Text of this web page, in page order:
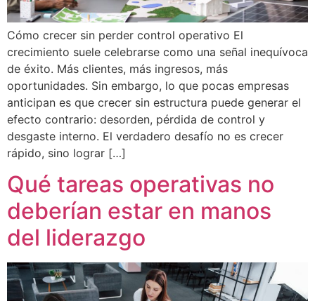
Cómo crecer sin perder control operativo El
crecimiento suele celebrarse como una señal inequívoca
de éxito. Más clientes, más ingresos, más
oportunidades. Sin embargo, lo que pocas empresas
anticipan es que crecer sin estructura puede generar el
efecto contrario: desorden, pérdida de control y
desgaste interno. El verdadero desafío no es crecer
rápido, sino lograr […]
Qué tareas operativas no
deberían estar en manos
del liderazgo